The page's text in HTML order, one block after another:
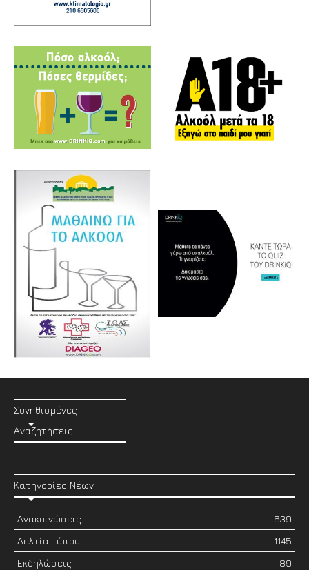
Συνηθισμένες
Αναζητήσεις
Κατηγορίες Νέων
Ανακοινώσεις
639
Δελτία Τύπου
1145
Εκδηλώσεις
89